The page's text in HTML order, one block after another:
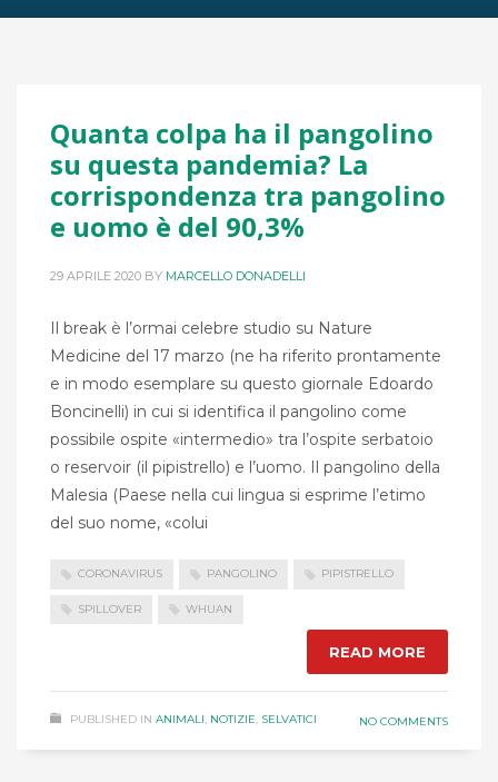
Quanta colpa ha il pangolino
su questa pandemia? La
corrispondenza tra pangolino
e uomo è del 90,3%
29 APRILE 2020 BY MARCELLO DONADELLI
Il break è l’ormai celebre studio su Nature
Medicine del 17 marzo (ne ha riferito prontamente
e in modo esemplare su questo giornale Edoardo
Boncinelli) in cui si identifica il pangolino come
possibile ospite «intermedio» tra l’ospite serbatoio
o reservoir (il pipistrello) e l’uomo. Il pangolino della
Malesia (Paese nella cui lingua si esprime l’etimo
del suo nome, «colui
CORONAVIRUS PANGOLINO PIPISTRELLO
SPILLOVER WHUAN
READ MORE
PUBLISHED IN ANIMALI, NOTIZIE, SELVATICI NO COMMENTS